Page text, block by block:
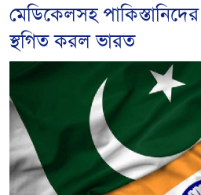
মেডিকেলসহ
স্থগিত করল ভারত